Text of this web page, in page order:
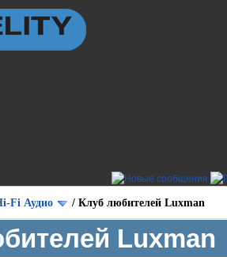
Fi Аудио / Клуб любителей Luxman
Luxman